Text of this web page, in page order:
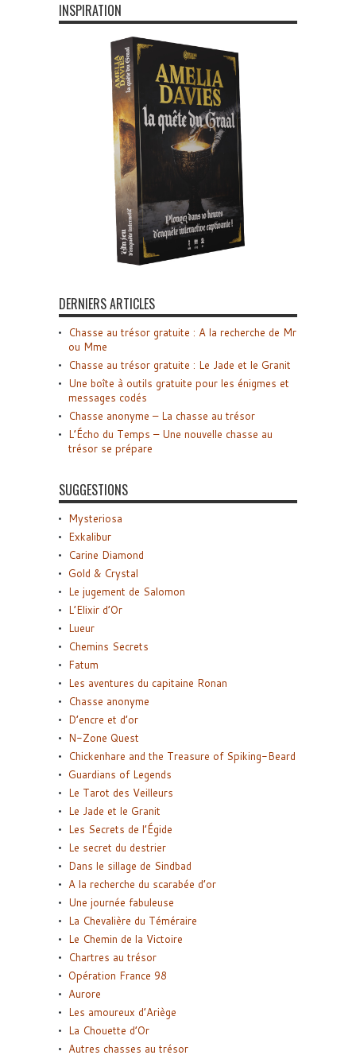
INSPIRATION
DERNIERS ARTICLES
Chasse au trésor gratuite : A la recherche de Mr
ou Mme
Chasse au trésor gratuite : Le Jade et le Granit
Une boîte à outils gratuite pour les énigmes et
messages codés
Chasse anonyme – La chasse au trésor
L’Écho du Temps – Une nouvelle chasse au
trésor se prépare
SUGGESTIONS
Mysteriosa
Exkalibur
Carine Diamond
Gold & Crystal
Le jugement de Salomon
L’Elixir d’Or
Lueur
Chemins Secrets
Fatum
Les aventures du capitaine Ronan
Chasse anonyme
D’encre et d’or
N-Zone Quest
Chickenhare and the Treasure of Spiking-Beard
Guardians of Legends
Le Tarot des Veilleurs
Le Jade et le Granit
Les Secrets de l’Égide
Le secret du destrier
Dans le sillage de Sindbad
A la recherche du scarabée d’or
Une journée fabuleuse
La Chevalière du Téméraire
Le Chemin de la Victoire
Chartres au trésor
Opération France 98
Aurore
Les amoureux d’Ariège
La Chouette d’Or
Autres chasses au trésor